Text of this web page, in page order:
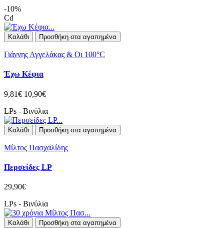
-10%
Cd
Καλάθι Προσθήκη στα αγαπημένα
Γιάννης Αγγελάκας & Οι 100°C
Έχω Κέφια
9,81€ 10,90€
LPs - Βινύλια
Καλάθι Προσθήκη στα αγαπημένα
Μίλτος Πασχαλίδης
Περσείδες LP
29,90€
LPs - Βινύλια
Καλάθι Προσθήκη στα αγαπημένα